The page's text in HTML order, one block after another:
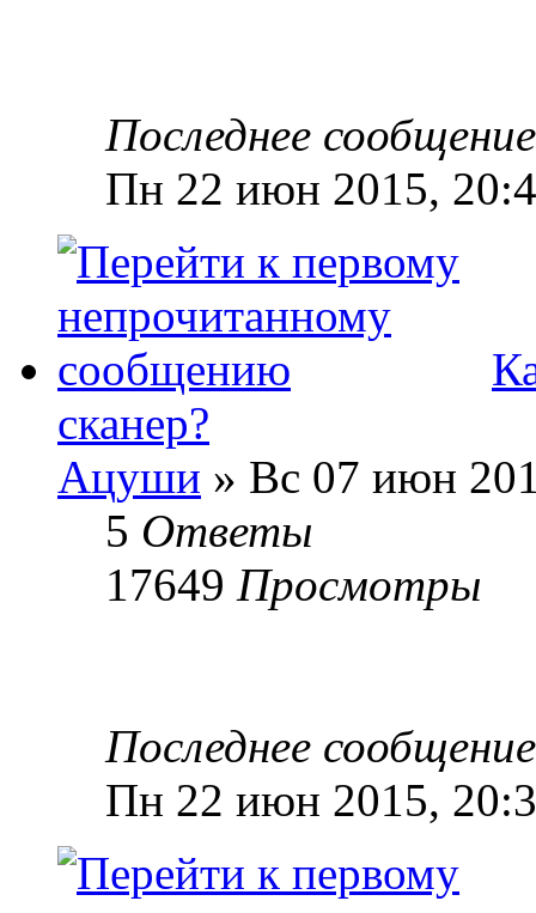
Последнее
Пн 22 июн 2015,
сканер?
Ацуши » Вс 07 июн
5 Ответы
17649 Просмотры
Последнее
Пн 22 июн 2015,